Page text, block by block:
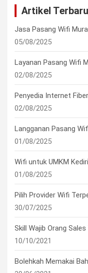
Artikel Terbaru
Jasa Pasang Wifi
05/08/2025
Layanan Pasang Wifi
02/08/2025
Penyedia Internet
02/08/2025
Langganan Pasang
01/08/2025
Wifi untuk UMKM
01/08/2025
Pilih Provider Wifi
30/07/2025
Skill Wajib Orang
10/10/2021
Bolehkah Memakai